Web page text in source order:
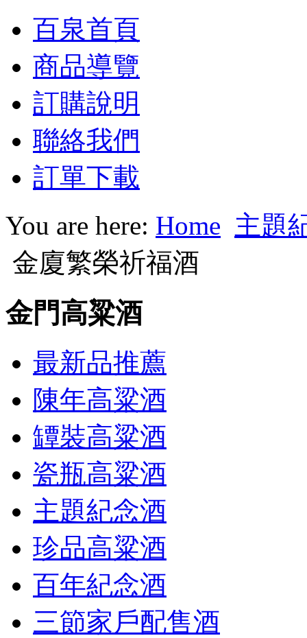
百泉首頁
商品導覽
訂購說明
聯絡我們
訂單下載
You are here: Home 主題
金廈繁榮祈福酒
金門高粱酒
最新品推薦
陳年高粱酒
罈裝高粱酒
瓷瓶高粱酒
主題紀念酒
珍品高粱酒
百年紀念酒
三節家戶配售酒